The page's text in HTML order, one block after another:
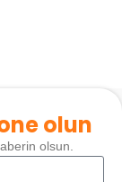
olun
olsun.